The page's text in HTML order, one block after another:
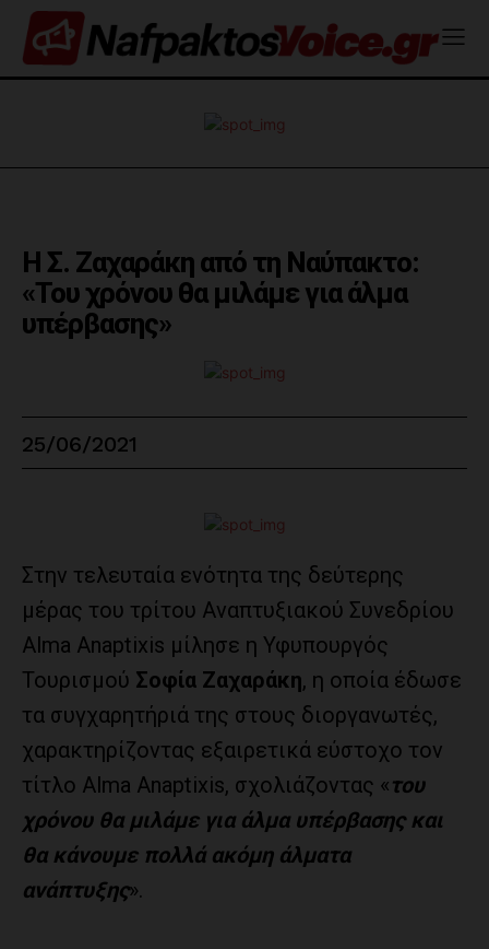
Η Σ. Ζαχαράκη από τη Ναύπακτο:
«Του χρόνου θα μιλάμε για άλμα
υπέρβασης»
25/06/2021
Στην τελευταία ενότητα της δεύτερης
μέρας του τρίτου Αναπτυξιακού Συνεδρίου
Alma Anaptixis μίλησε η Υφυπουργός
Τουρισμού Σοφία Ζαχαράκη, η οποία έδωσε
τα συγχαρητήριά της στους διοργανωτές,
χαρακτηρίζοντας εξαιρετικά εύστοχο τον
τίτλο Alma Anaptixis, σχολιάζοντας «του
χρόνου θα μιλάμε για άλμα υπέρβασης και
θα κάνουμε πολλά ακόμη άλματα
ανάπτυξης».